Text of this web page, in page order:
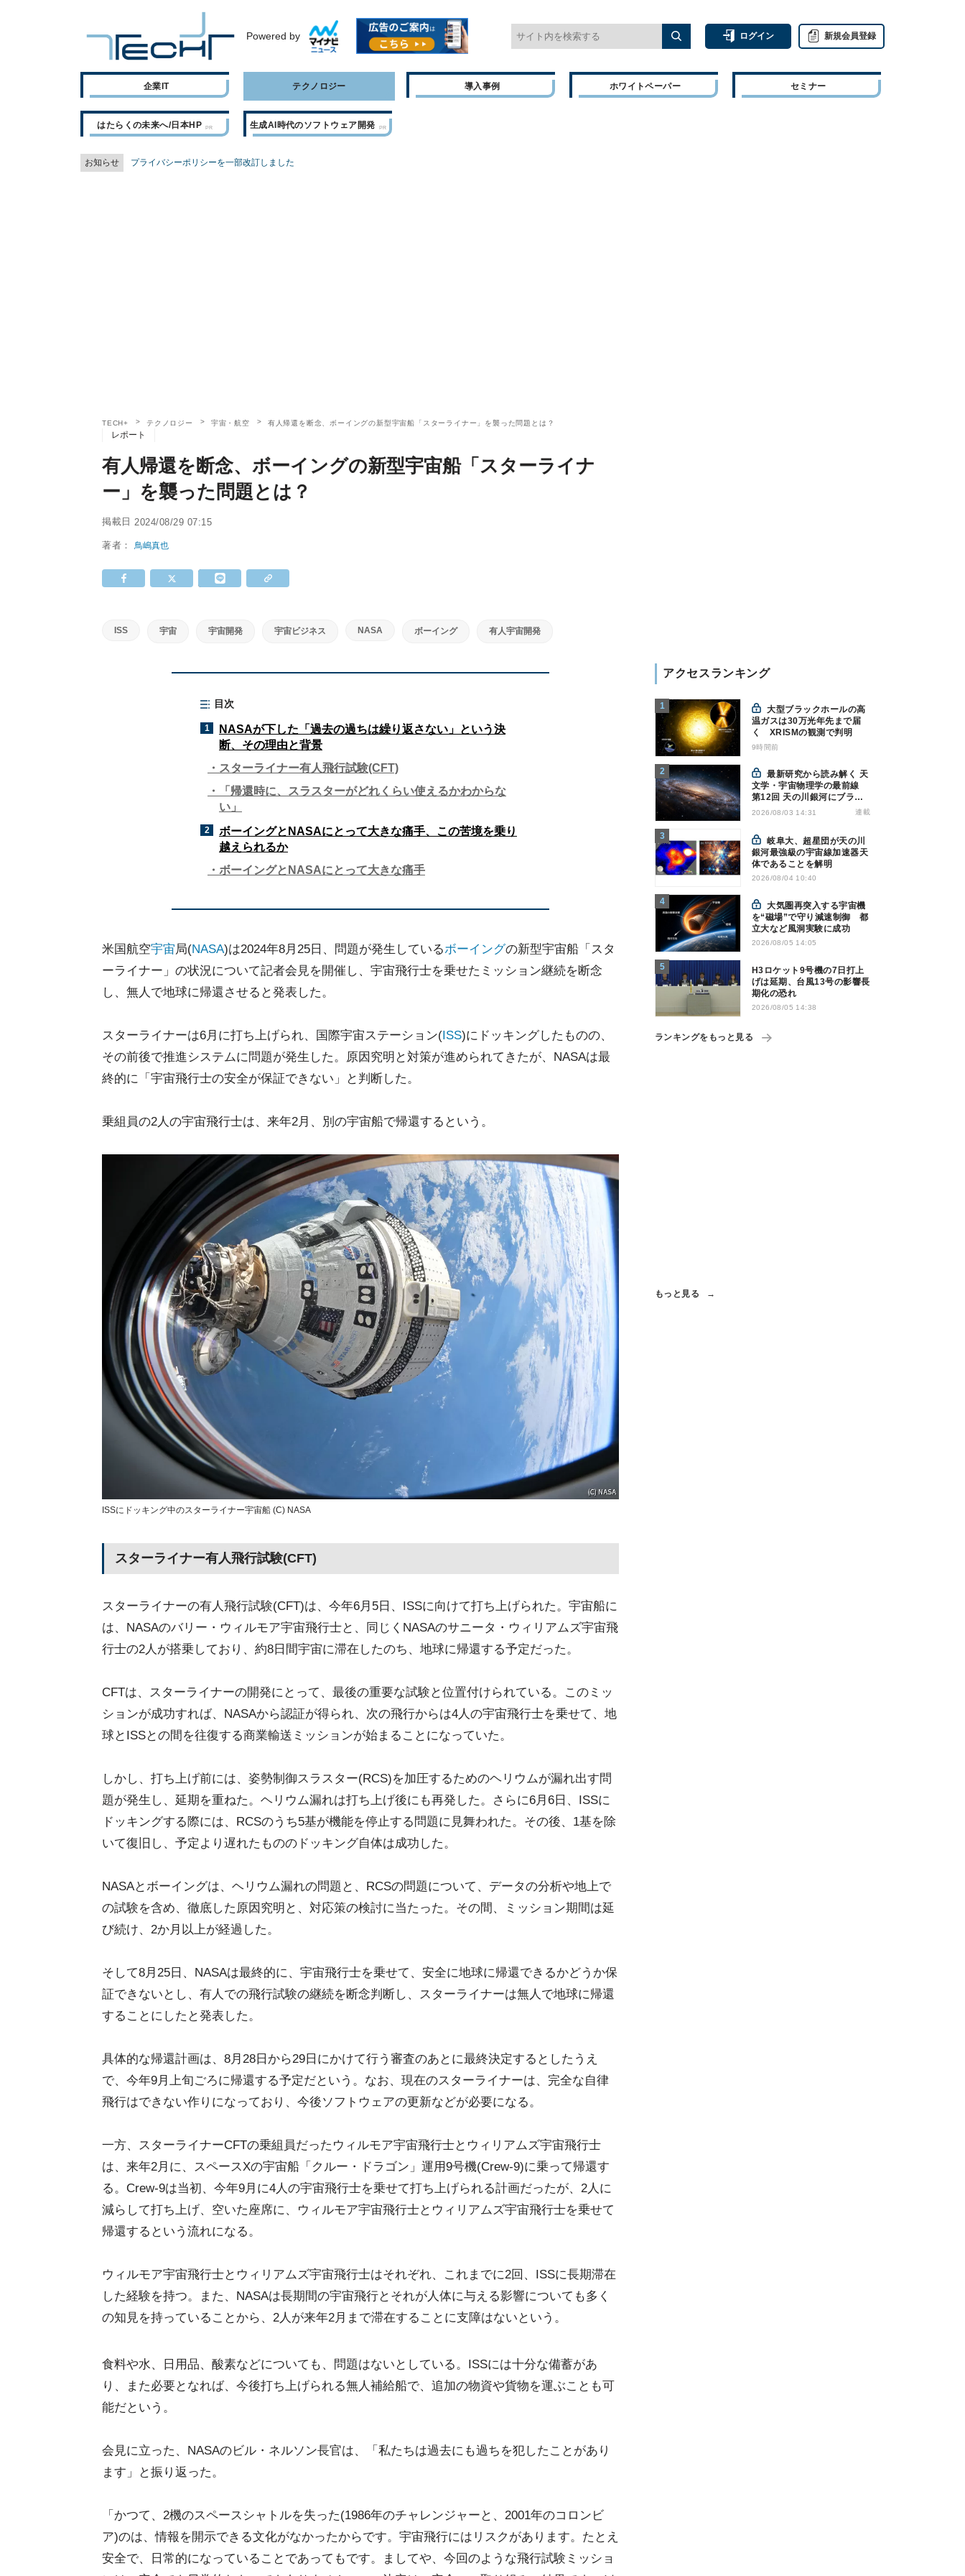
Powered by ログイン 新規会員登録
企業IT テクノロジー 導入事例 ホワイトペーパー セミナー
はたらくの未来へ/日本HP 生成AI時代のソフトウェア開発
お知らせ プライバシーポリシーを一部改訂しました
TECH+ テクノロジー 宇宙・航空 有人帰還を断念、ボーイングの新型宇宙船「スターライナー」を襲った問題とは？
レポート
有人帰還を断念、ボーイングの新型宇宙船「スターライナ
ー」を襲った問題とは？
掲載日 2024/08/29 07:15
著者：鳥嶋真也
ISS 宇宙 宇宙開発 宇宙ビジネス NASA ボーイング 有人宇宙開発
目次
1
NASAが下した「過去の過ちは繰り返さない」という決
断、その理由と背景
スターライナー有人飛行試験(CFT)
「帰還時に、スラスターがどれくらい使えるかわからな
い」
2
ボーイングとNASAにとって大きな痛手、この苦境を乗り
越えられるか
ボーイングとNASAにとって大きな痛手
米国航空宇宙局(NASA)は2024年8月25日、問題が発生しているボーイングの新型宇宙船「スタ
ーライナー」の状況について記者会見を開催し、宇宙飛行士を乗せたミッション継続を断念
し、無人で地球に帰還させると発表した。
スターライナーは6月に打ち上げられ、国際宇宙ステーション(ISS)にドッキングしたものの、
その前後で推進システムに問題が発生した。原因究明と対策が進められてきたが、NASAは最
終的に「宇宙飛行士の安全が保証できない」と判断した。
乗組員の2人の宇宙飛行士は、来年2月、別の宇宙船で帰還するという。
ISSにドッキング中のスターライナー宇宙船 (C) NASA
スターライナー有人飛行試験(CFT)
スターライナーの有人飛行試験(CFT)は、今年6月5日、ISSに向けて打ち上げられた。宇宙船に
は、NASAのバリー・ウィルモア宇宙飛行士と、同じくNASAのサニータ・ウィリアムズ宇宙飛
行士の2人が搭乗しており、約8日間宇宙に滞在したのち、地球に帰還する予定だった。
CFTは、スターライナーの開発にとって、最後の重要な試験と位置付けられている。このミッ
ションが成功すれば、NASAから認証が得られ、次の飛行からは4人の宇宙飛行士を乗せて、地
球とISSとの間を往復する商業輸送ミッションが始まることになっていた。
しかし、打ち上げ前には、姿勢制御スラスター(RCS)を加圧するためのヘリウムが漏れ出す問
題が発生し、延期を重ねた。ヘリウム漏れは打ち上げ後にも再発した。さらに6月6日、ISSに
ドッキングする際には、RCSのうち5基が機能を停止する問題に見舞われた。その後、1基を除
いて復旧し、予定より遅れたもののドッキング自体は成功した。
NASAとボーイングは、ヘリウム漏れの問題と、RCSの問題について、データの分析や地上で
の試験を含め、徹底した原因究明と、対応策の検討に当たった。その間、ミッション期間は延
び続け、2か月以上が経過した。
そして8月25日、NASAは最終的に、宇宙飛行士を乗せて、安全に地球に帰還できるかどうか保
証できないとし、有人での飛行試験の継続を断念判断し、スターライナーは無人で地球に帰還
することにしたと発表した。
具体的な帰還計画は、8月28日から29日にかけて行う審査のあとに最終決定するとしたうえ
で、今年9月上旬ごろに帰還する予定だという。なお、現在のスターライナーは、完全な自律
飛行はできない作りになっており、今後ソフトウェアの更新などが必要になる。
一方、スターライナーCFTの乗組員だったウィルモア宇宙飛行士とウィリアムズ宇宙飛行士
は、来年2月に、スペースXの宇宙船「クルー・ドラゴン」運用9号機(Crew-9)に乗って帰還す
る。Crew-9は当初、今年9月に4人の宇宙飛行士を乗せて打ち上げられる計画だったが、2人に
減らして打ち上げ、空いた座席に、ウィルモア宇宙飛行士とウィリアムズ宇宙飛行士を乗せて
帰還するという流れになる。
ウィルモア宇宙飛行士とウィリアムズ宇宙飛行士はそれぞれ、これまでに2回、ISSに長期滞在
した経験を持つ。また、NASAは長期間の宇宙飛行とそれが人体に与える影響についても多く
の知見を持っていることから、2人が来年2月まで滞在することに支障はないという。
食料や水、日用品、酸素などについても、問題はないとしている。ISSには十分な備蓄があ
り、また必要となれば、今後打ち上げられる無人補給船で、追加の物資や貨物を運ぶことも可
能だという。
会見に立った、NASAのビル・ネルソン長官は、「私たちは過去にも過ちを犯したことがあり
ます」と振り返った。
「かつて、2機のスペースシャトルを失った(1986年のチャレンジャーと、2001年のコロンビ
ア)のは、情報を開示できる文化がなかったからです。宇宙飛行にはリスクがあります。たとえ
安全で、日常的になっていることであってもです。ましてや、今回のような飛行試験ミッショ
アクセスランキング
大型ブラックホールの高
温ガスは30万光年先まで届
く XRISMの観測で判明
9時間前
最新研究から読み解く 天
文学・宇宙物理学の最前線
第12回 天の川銀河にブラッ
クホール1億7000万個？ - 大
2026/08/03 14:31 連載
岐阜大、超星団が天の川
銀河最強級の宇宙線加速器天
体であることを解明
2026/08/04 10:40
大気圏再突入する宇宙機
を“磁場”で守り減速制御 都
立大など風洞実験に成功
2026/08/05 14:05
H3ロケット9号機の7日打上
げは延期、台風13号の影響長
期化の恐れ
2026/08/05 14:38
ランキングをもっと見る
もっと見る